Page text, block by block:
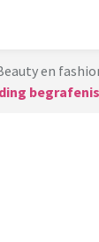
en
begrafenis